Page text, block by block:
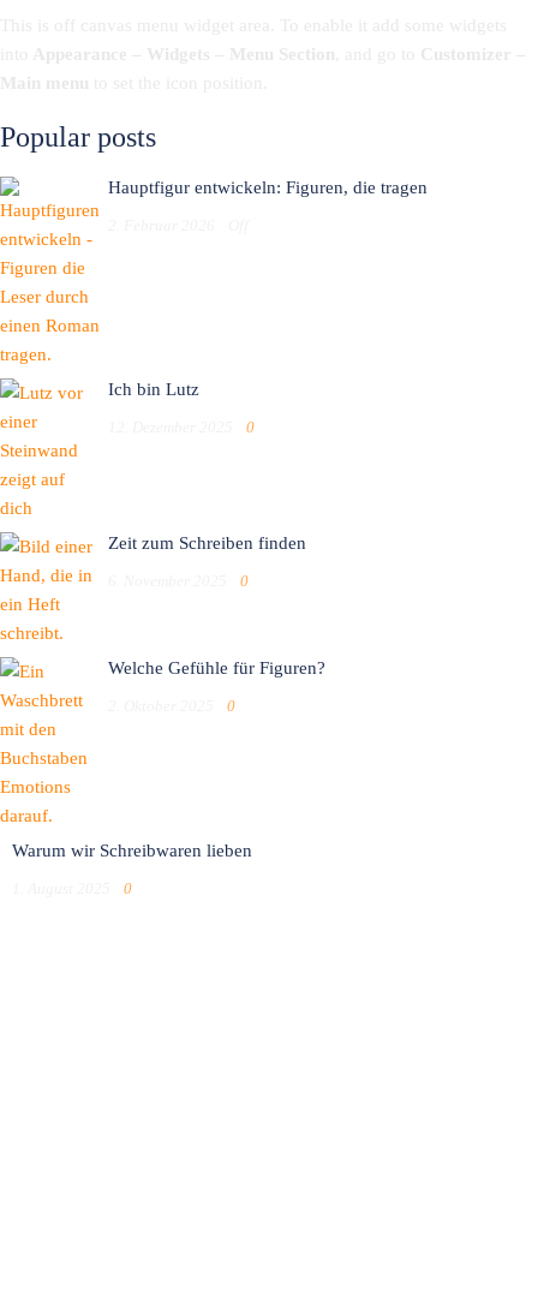
Popular posts
Hauptfigur entwickeln: Figuren, die tragen
Ich bin Lutz
0
Zeit zum Schreiben finden
0
Welche Gefühle für Figuren?
0
Warum wir Schreibwaren lieben
0